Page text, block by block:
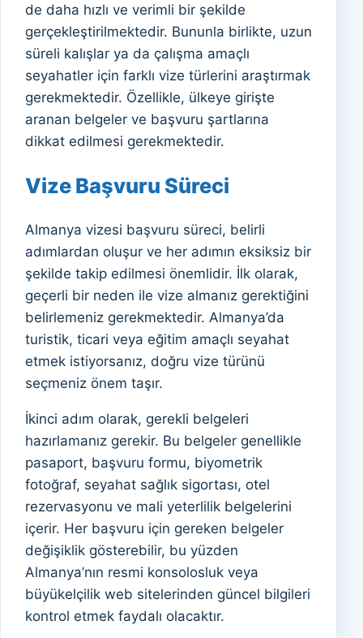
de daha hızlı ve verimli bir şekilde
gerçekleştirilmektedir. Bununla birlikte, uzun
süreli kalışlar ya da çalışma amaçlı
seyahatler için farklı vize türlerini araştırmak
gerekmektedir. Özellikle, ülkeye girişte
aranan belgeler ve başvuru şartlarına
dikkat edilmesi gerekmektedir.
Vize Başvuru Süreci
Almanya vizesi başvuru süreci, belirli
adımlardan oluşur ve her adımın eksiksiz bir
şekilde takip edilmesi önemlidir. İlk olarak,
geçerli bir neden ile vize almanız gerektiğini
belirlemeniz gerekmektedir. Almanya’da
turistik, ticari veya eğitim amaçlı seyahat
etmek istiyorsanız, doğru vize türünü
seçmeniz önem taşır.
İkinci adım olarak, gerekli belgeleri
hazırlamanız gerekir. Bu belgeler genellikle
pasaport, başvuru formu, biyometrik
fotoğraf, seyahat sağlık sigortası, otel
rezervasyonu ve mali yeterlilik belgelerini
içerir. Her başvuru için gereken belgeler
değişiklik gösterebilir, bu yüzden
Almanya’nın resmi konsolosluk veya
büyükelçilik web sitelerinden güncel bilgileri
kontrol etmek faydalı olacaktır.